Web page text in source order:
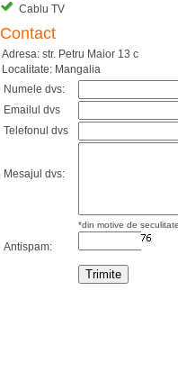
Cablu TV
Contact
Adresa: str. Petru Maior 13 c
Localitate: Mangalia
Numele dvs:
Emailul dvs
Telefonul dvs
Mesajul dvs:
*din motive de
Antispam: